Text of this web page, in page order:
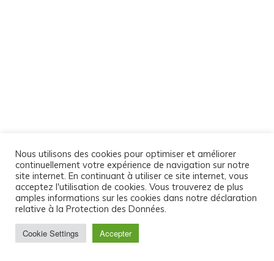
Nous utilisons des cookies pour optimiser et améliorer
continuellement votre expérience de navigation sur notre
site internet. En continuant à utiliser ce site internet, vous
acceptez l'utilisation de cookies. Vous trouverez de plus
amples informations sur les cookies dans notre déclaration
relative à la Protection des Données.
Cookie Settings Accepter